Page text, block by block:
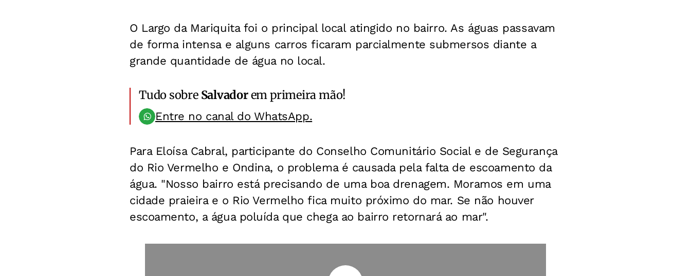
O Largo da Mariquita foi o principal local atingido no bairro. As águas passavam
de forma intensa e alguns carros ficaram parcialmente submersos diante a
grande quantidade de água no local.
Tudo sobre Salvadorem primeira mão!
Entre no canal do WhatsApp.
Para Eloísa Cabral, participante do Conselho Comunitário Social e de Segurança
do Rio Vermelho e Ondina, o problema é causada pela falta de escoamento da
água. "Nosso bairro está precisando de uma boa drenagem. Moramos em uma
cidade praieira e o Rio Vermelho fica muito próximo do mar. Se não houver
escoamento, a água poluída que chega ao bairro retornará ao mar".